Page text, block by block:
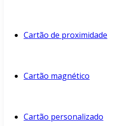
Cartão de proximidade
Cartão magnético
Cartão personalizado